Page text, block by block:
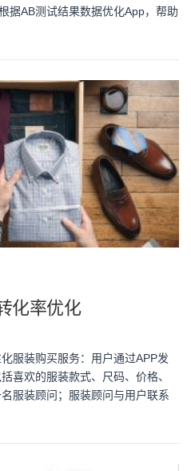
据AB测试结果数据优化App，帮助
化率优化
服装购买服务：用户通过APP发
喜欢的服装款式、尺码、价格、
服装顾问；服装顾问与用户联系